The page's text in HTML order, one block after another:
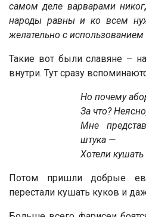
самом деле варварами
народы равны и ко всем
желательно с использованием
Такие вот были славяне –
внутри. Тут сразу
Но почему
За что?
Мне
штука —
Хотели
Потом пришли добрые
перестали кушать куков и